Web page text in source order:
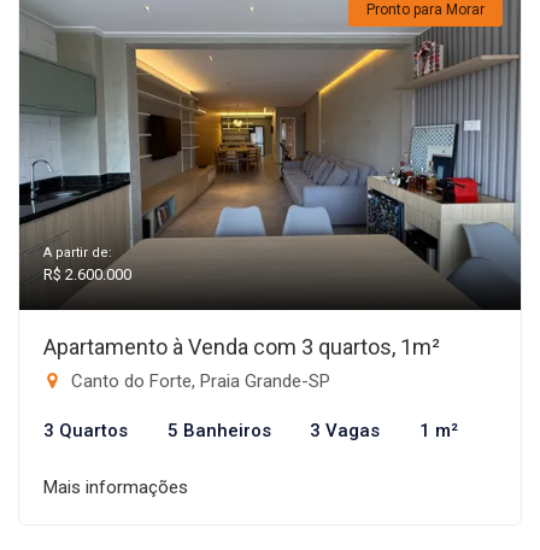
Pronto para Morar
A partir de:
R$ 2.600.000
Apartamento à Venda com 3 quartos, 1m²
Canto do Forte, Praia Grande-SP
3 Quartos 5 Banheiros 3 Vagas 1 m²
Mais informações